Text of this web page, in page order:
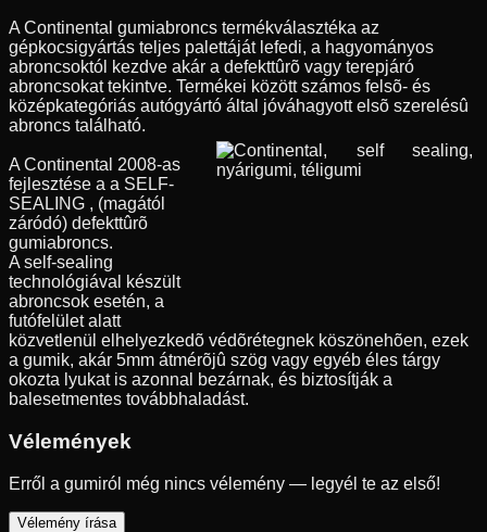
A Continental gumiabroncs termékválasztéka az
gépkocsigyártás teljes palettáját lefedi, a hagyományos
abroncsoktól kezdve akár a defekttûrõ vagy terepjáró
abroncsokat tekintve. Termékei között számos felsõ- és
középkategóriás autógyártó által jóváhagyott elsõ szerelésû
abroncs található.
A Continental 2008-as
fejlesztése a a SELF-
SEALING , (magától
záródó) defekttûrõ
gumiabroncs.
A self-sealing
technológiával készült
abroncsok esetén, a
futófelület alatt
közvetlenül elhelyezkedõ védõrétegnek köszönehõen, ezek
a gumik, akár 5mm átmérõjû szög vagy egyéb éles tárgy
okozta lyukat is azonnal bezárnak, és biztosítják a
balesetmentes továbbhaladást.
Vélemények
Erről a gumiról még nincs vélemény — legyél te az első!
Vélemény írása